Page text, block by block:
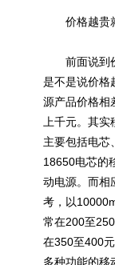
价格越贵
前面说到价
是不是说价格
源产品价格相
上千元。其
主要包括电芯
18650电芯的
动电源。而相
考，以
常在200至
在350至400
多种功能的移